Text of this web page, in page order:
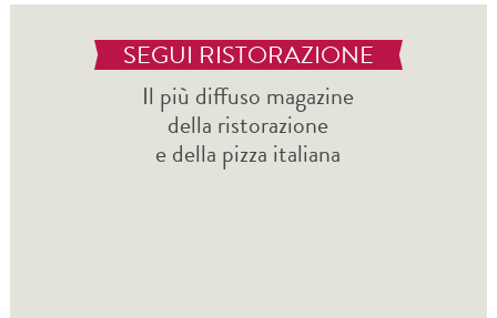
SEGUI RISTORAZIONE
Il più diffuso magazine
della ristorazione
e della pizza italiana